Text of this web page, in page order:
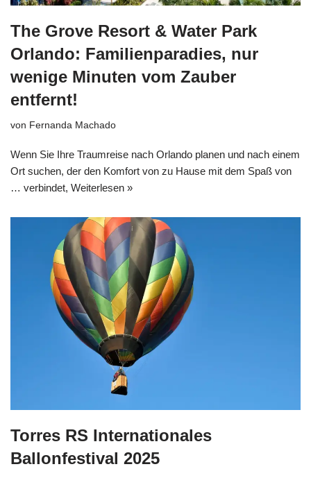
The Grove Resort & Water Park
Orlando: Familienparadies, nur
wenige Minuten vom Zauber
entfernt!
von Fernanda Machado
Wenn Sie Ihre Traumreise nach Orlando planen und nach einem
Ort suchen, der den Komfort von zu Hause mit dem Spaß von
… verbindet, Weiterlesen »
Torres RS Internationales
Ballonfestival 2025